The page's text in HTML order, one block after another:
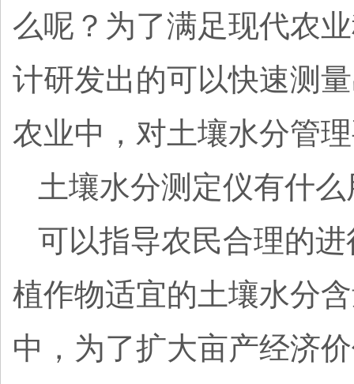
么呢？为了满足现代农
计研发出的可以快速测
农业中，对土壤水分管
土壤水分测定仪有什
可以指导农民合理的
植作物适宜的土壤水分
中，为了扩大亩产经济